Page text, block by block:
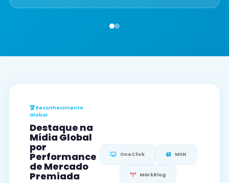
🏆 Reconhecimento
Global
Destaque na
Mídia Global
por
Performance
de Mercado
Premiada
OneClick MSN
MárkBlog